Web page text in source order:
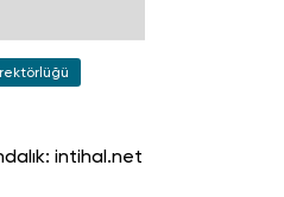
intihal.net